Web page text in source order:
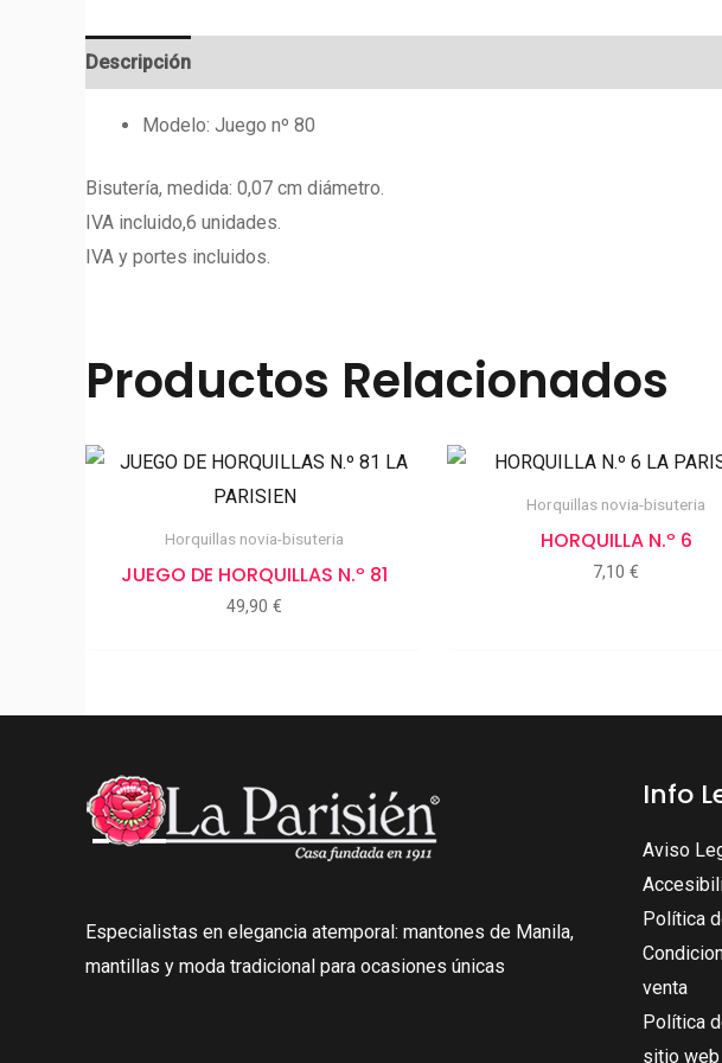
Descripción
Modelo: Juego nº 80
Bisutería, medida: 0,07 cm diámetro.
IVA incluido,6 unidades.
IVA y portes incluidos.
Productos Relacionados
Horquillas novia-bisuteria
JUEGO DE HORQUILLAS N.º 81
49,90 €
Horquillas novia-bisuteria
HORQUILLA N.º 6
7,10 €
Especialistas en elegancia atemporal: mantones de Manila,
mantillas y moda tradicional para ocasiones únicas
Info
Aviso
Política
venta
Política
sitio web